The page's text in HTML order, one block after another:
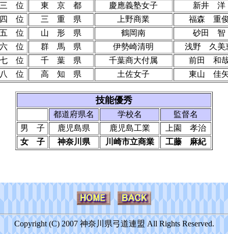
三 位
東 京 都 慶應義塾女子
新井 洋
四 位
三 重 県 上野商業
福森 重
五 位
山 形 県 鶴岡南
砂田 智
六 位
群 馬 県 伊勢崎清明
浅野 久美
七 位
千 葉 県 千葉商大付属
前田 和
八 位
高 知 県 土佐女子 東山 佳
技能優秀
都道府県名 学校名
監督名
男 子
鹿児島県 鹿児島工業
上園 孝治
女 子
神奈川県 川崎市立商業 工藤 麻紀
Copyright (C) 2007 神奈川県弓道連盟 All Rights Reserved.